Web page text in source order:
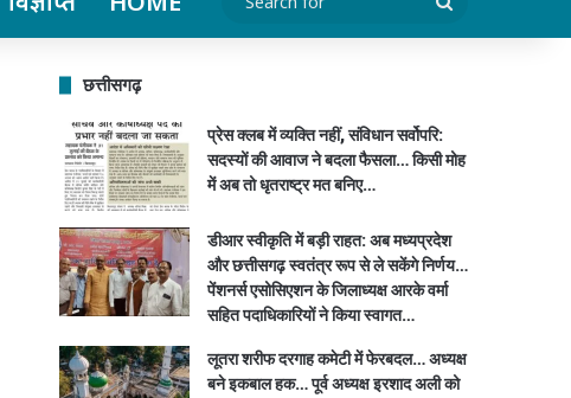
for
छत्तीसगढ़
प्रेस क्लब में व्यक्ति नहीं, संविधान सर्वोपरि:
सदस्यों की आवाज ने बदला फैसला… किसी मोह
में अब तो धृतराष्ट्र मत बनिए…
डीआर स्वीकृति में बड़ी राहत: अब मध्यप्रदेश
और छत्तीसगढ़ स्वतंत्र रूप से ले सकेंगे निर्णय…
पेंशनर्स एसोसिएशन के जिलाध्यक्ष आरके वर्मा
सहित पदाधिकारियों ने किया स्वागत…
लूतरा शरीफ दरगाह कमेटी में फेरबदल… अध्यक्ष
बने इकबाल हक… पूर्व अध्यक्ष इरशाद अली को